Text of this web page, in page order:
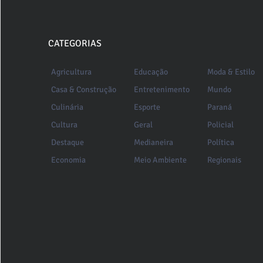
CATEGORIAS
Agricultura
Casa & Construção
Culinária
Cultura
Destaque
Economia
Educação
Entretenimento
Esporte
Geral
Medianeira
Meio Ambiente
Moda & Estilo
Mundo
Paraná
Policial
Política
Regionais